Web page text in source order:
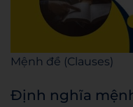
Mệnh đề (Clauses)
Định nghĩa